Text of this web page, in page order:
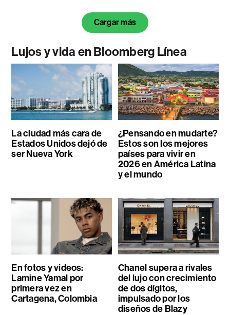
Cargar más
Lujos y vida en Bloomberg Línea
La ciudad más cara de
Estados Unidos dejó de
ser Nueva York
¿Pensando en mudarte?
Estos son los mejores
países para vivir en
2026 en América Latina
y el mundo
En fotos y videos:
Lamine Yamal por
primera vez en
Cartagena, Colombia
Chanel supera a rivales
del lujo con crecimiento
de dos dígitos,
impulsado por los
diseños de Blazy